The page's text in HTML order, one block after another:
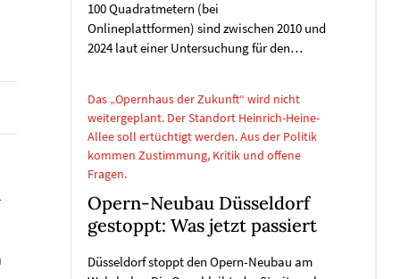
100 Quadratmetern (bei
Onlineplattformen) sind zwischen 2010 und
2024 laut einer Untersuchung für den…
Das „Opernhaus der Zukunft“ wird nicht
weitergeplant. Der Standort Heinrich-Heine-
Allee soll ertüchtigt werden. Aus der Politik
kommen Zustimmung, Kritik und offene
Fragen.
Opern-Neubau Düsseldorf
gestoppt: Was jetzt passiert
Düsseldorf stoppt den Opern-Neubau am